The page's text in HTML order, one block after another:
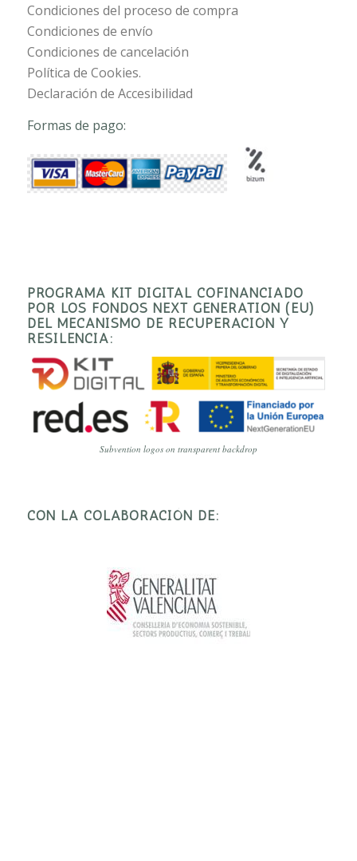
Condiciones del proceso de compra
Condiciones de envío
Condiciones de cancelación
Política de Cookies.
Declaración de Accesibilidad
Formas de pago:
PROGRAMA KIT DIGITAL COFINANCIADO
POR LOS FONDOS NEXT GENERATION (EU)
DEL MECANISMO DE RECUPERACIÓN Y
RESILENCIA:
Subvention logos on transparent backdrop
CON LA COLABORACIÓN DE: